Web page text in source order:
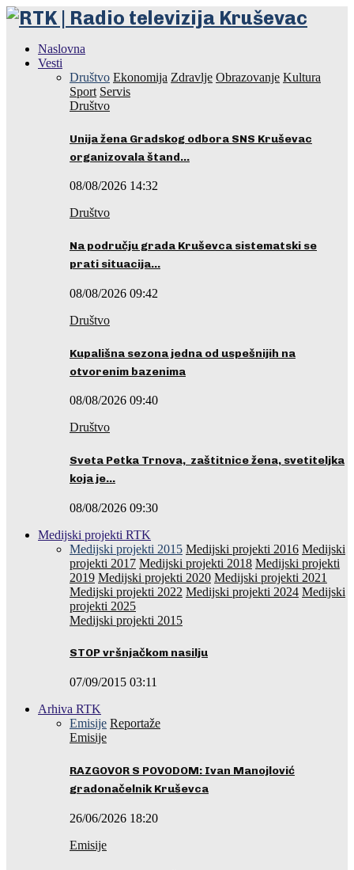
Naslovna
Vesti
Društvo Ekonomija Zdravlje Obrazovanje Kultura
Sport Servis
Društvo
Unija žena Gradskog odbora SNS Kruševac
organizovala štand…
08/08/2026 14:32
Društvo
Na području grada Kruševca sistematski se
prati situacija…
08/08/2026 09:42
Društvo
Kupališna sezona jedna od uspešnijih na
otvorenim bazenima
08/08/2026 09:40
Društvo
Sveta Petka Trnova, zaštitnice žena, svetiteljka
koja je…
08/08/2026 09:30
Medijski projekti RTK
Medijski projekti 2015 Medijski projekti 2016 Medijski
projekti 2017 Medijski projekti 2018 Medijski projekti
2019 Medijski projekti 2020 Medijski projekti 2021
Medijski projekti 2022 Medijski projekti 2024 Medijski
projekti 2025
Medijski projekti 2015
STOP vršnjačkom nasilju
07/09/2015 03:11
Arhiva RTK
Emisije Reportaže
Emisije
RAZGOVOR S POVODOM: Ivan Manojlović
gradonačelnik Kruševca
26/06/2026 18:20
Emisije